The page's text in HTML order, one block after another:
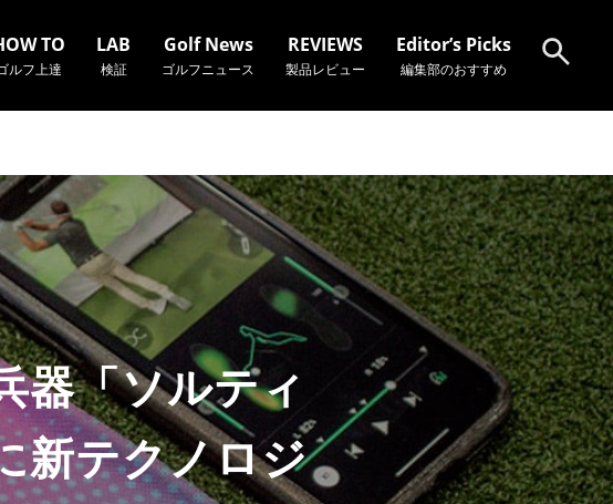
TO
ルフ上達
LAB
検証
Golf News
ゴルフニュース
REVIEWS
製品レビュー
Editor’s Picks
編集部のおすすめ
器「ソルティ
新テクノロジ